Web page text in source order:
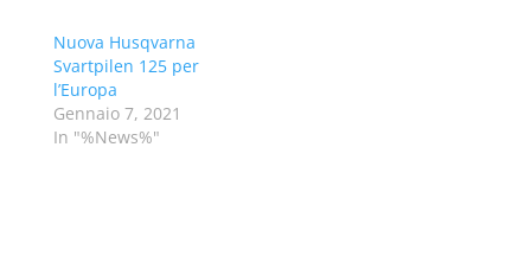
Nuova Husqvarna
Svartpilen 125 per
l’Europa
Gennaio 7, 2021
In "%News%"